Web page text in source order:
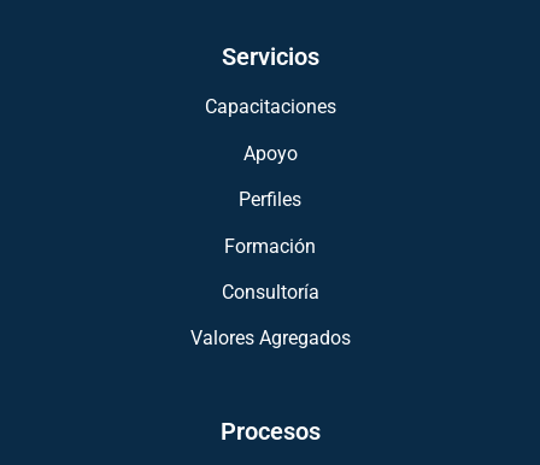
Servicios
Capacitaciones
Apoyo
Perfiles
Formación
Consultoría
Valores Agregados
Procesos